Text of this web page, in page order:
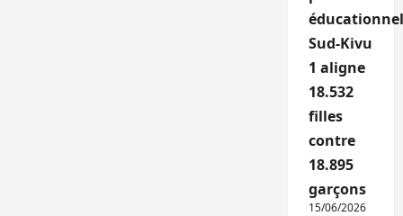
Sud-Kivu
1 aligne
18.532
filles
contre
18.895
garçons
15/06/2026